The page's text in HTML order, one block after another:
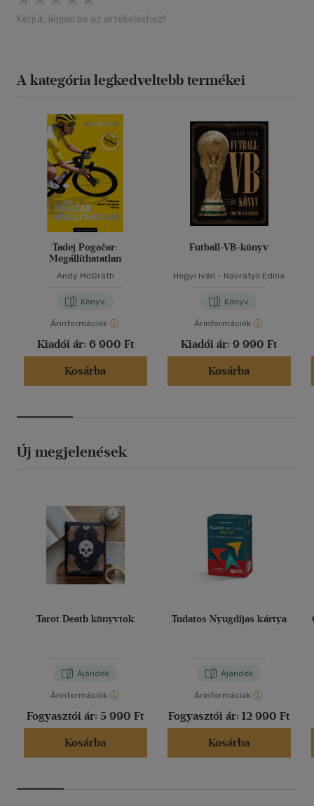
Kérjük, lépjen be az értékeléshez!
A kategória legkedveltebb termékei
Tadej Pogačar:
Megállíthatatlan
Andy McGrath
Könyv
Árinformációk
Kiadói ár: 6 900 Ft
Kosárba
Futball-VB-könyv
Hegyi Iván - Navratyil Edina
Könyv
Árinformációk
Kiadói ár: 9 990 Ft
Kosárba
Új megjelenések
Tarot Death könyvtok
Ajándék
Árinformációk
Fogyasztói ár: 5 990 Ft
Kosárba
Tudatos Nyugdíjas kártya
Ajándék
Árinformációk
Fogyasztói ár: 12 990 Ft
Kosárba